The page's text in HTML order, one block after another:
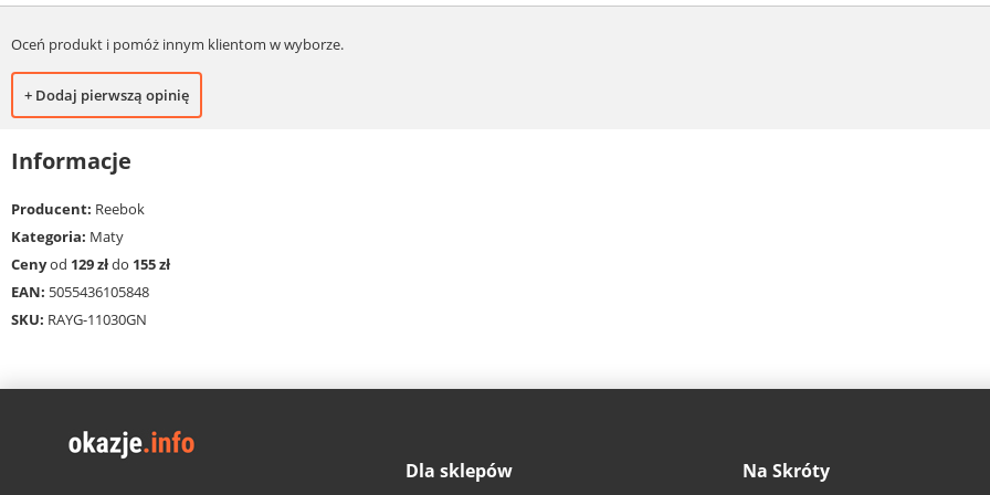
Oceń produkt i pomóż innym klientom w wyborze.
+ Dodaj pierwszą opinię
Informacje
Producent: Reebok
Kategoria: Maty
Cenyod 129 złdo 155 zł
EAN: 5055436105848
SKU: RAYG-11030GN
Dla sklepów Na Skróty